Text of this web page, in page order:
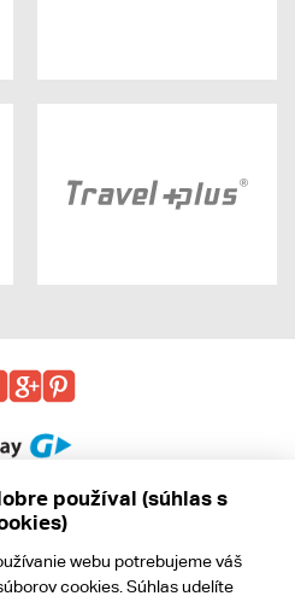
podmienky
používal (súhlas s
webu potrebujeme váš
cookies. Súhlas udelíte